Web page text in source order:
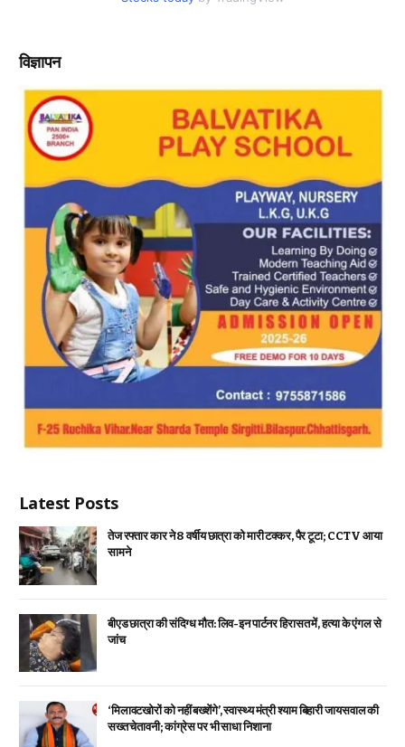
विज्ञापन
Latest Posts
तेज रफ्तार कार ने 8 वर्षीय छात्रा को मारी टक्कर, पैर टूटा; CCTV आया
सामने
बीएड छात्रा की संदिग्ध मौत: लिव-इन पार्टनर हिरासत में, हत्या के एंगल से
जांच
‘मिलावटखोरों को नहीं बख्शेंगे’, स्वास्थ्य मंत्री श्याम बिहारी जायसवाल की
सख्त चेतावनी; कांग्रेस पर भी साधा निशाना